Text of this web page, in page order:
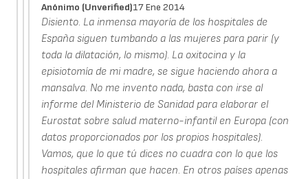
Anónimo (unverified)17 Ene 2014
Disiento. La inmensa mayoría de los hospitales de
España siguen tumbando a las mujeres para parir (y
toda la dilatación, lo mismo). La oxitocina y la
episiotomía de mi madre, se sigue haciendo ahora a
mansalva. No me invento nada, basta con irse al
informe del Ministerio de Sanidad para elaborar el
Eurostat sobre salud materno-infantil en Europa (con
datos proporcionados por los propios hospitales).
Vamos, que lo que tú dices no cuadra con lo que los
hospitales afirman que hacen. En otros países apenas